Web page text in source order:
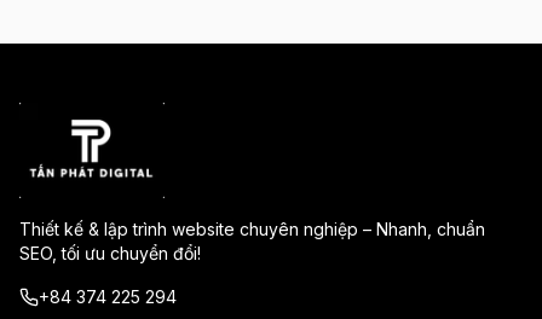
Thiết kế & lập trình website chuyên nghiệp – Nhanh, chuẩn
SEO, tối ưu chuyển đổi!
+84 374 225 294